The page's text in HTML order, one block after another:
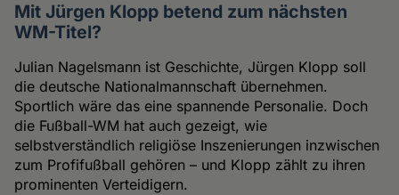
Mit Jürgen Klopp betend zum nächsten
WM-Titel?
Julian Nagelsmann ist Geschichte, Jürgen Klopp soll
die deutsche Nationalmannschaft übernehmen.
Sportlich wäre das eine spannende Personalie. Doch
die Fußball-WM hat auch gezeigt, wie
selbstverständlich religiöse Inszenierungen inzwischen
zum Profifußball gehören – und Klopp zählt zu ihren
prominenten Verteidigern.